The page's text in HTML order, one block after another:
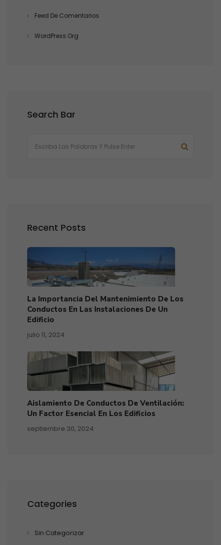
Feed De Comentarios
WordPress.org
Search Bar
Recent Posts
La Importancia Del Mantenimiento De Los
Conductos En Las Instalaciones De Un
Edificio
julio 11, 2024
Aislamiento De Conductos De Ventilación:
Un Factor Esencial En Los Edificios
septiembre 30, 2024
Categories
Sin Categorizar